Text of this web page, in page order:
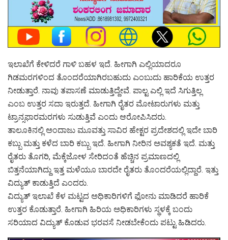
ಇಲಾಖೆಗೆ ಕೇಳಿದರೆ ಗಾಳಿ ಬಹಳ ಇದೆ. ಹೀಗಾಗಿ ಎಲ್ಲಿಯಾದರೂ
ಗಿಡಮರಗಳಿಂದ ತೊಂದರೆಯಾಗಿರಬಹುದು ಎಂಬುದು ಹಾರಿಕೆಯ ಉತ್ತರ
ನೀಡುತ್ತಾರೆ. ನಾವು ತಪಾಸಣೆ ಮಾಡುತ್ತಿದ್ದೇವೆ. ಪಾಲ್ಟ ಎಲ್ಲಿ ಇದೆ ಸಿಗುತ್ತಿಲ್ಲ
ಎಂಬ ಉತ್ತರ ಸದಾ ಇರುತ್ತದೆ. ಹೀಗಾಗಿ ರೈತರ ಮೋಟಾರುಗಳು ಮತ್ತು
ಟ್ರಾನ್ಸಫಾರಮರಗಳು ಸುಡುತ್ತಿವೆ ಎಂದು ಆರೋಪಿಸಿದರು.
ತಾಲೂಕಿನಲ್ಲಿ ಅಂದಾಜು ಮೂವತ್ತು ಸಾವಿರ ಹೇಕ್ಟರ ಪ್ರದೇಶದಲ್ಲಿ ಇದೇ ಬಾರಿ
ಕಬ್ಬು ಮತ್ತು ಕಳೆದ ಬಾರಿ ಕಬ್ಬು ಇದೆ. ಹೀಗಾಗಿ ನೀರಿನ ಅವಶ್ಯಕತೆ ಇದೆ. ಮತ್ತು
ರೈತರು ತೊಗರಿ, ಮೆಕ್ಕೆಜೋಳ ಸೇರಿದಂತೆ ಹೆಚ್ಚಿನ ಪ್ರಮಾಣದಲ್ಲಿ
ಬಿತ್ತನೆಯಾಗಿದ್ದು ಇತ್ತ ಮಳೆಯೂ ಬಾರದೇ ರೈತರು ತೊಂದರೆಯಲ್ಲಿದ್ದಾರೆ. ಇತ್ತು
ವಿದ್ಯುತ್ ಕಾಡುತ್ತಿದೆ ಎಂದರು.
ವಿದ್ಯುತ್ ಇಲಾಖೆ ಕೆಳ ಮಟ್ಟದ ಅಧಿಕಾರಿಗಳಿಗೆ ಫೋನು ಮಾಡಿದರೆ ಹಾರಿಕೆ
ಉತ್ತರ ಕೊಡುತ್ತಾರೆ. ಹೀಗಾಗಿ ಹಿರಿಯ ಅಧಿಕಾರಿಗಳು ಸ್ಥಳಕ್ಕೆ ಬಂದು
ಸರಿಯಾದ ವಿದ್ಯುತ್ ಕೊಡುವ ಭರವಸೆ ನೀಡಬೇಕೆಂದು ಪಟ್ಟು ಹಿಡಿದರು.